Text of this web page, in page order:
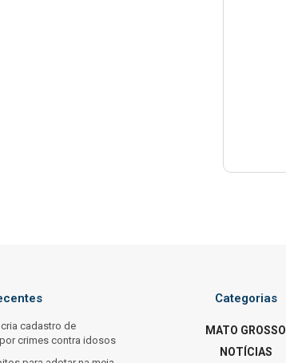
cadastro de
crimes contra idosos
Categorias
MATO GROSSO
NOTÍCIAS